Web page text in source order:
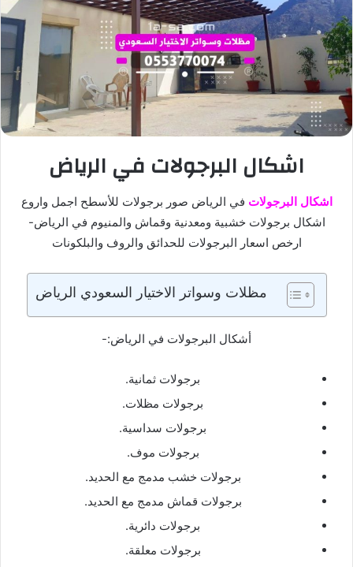
اشكال البرجولات في الرياض
اشكال البرجولات في الرياض صور برجولات للأسطح اجمل واروع
اشكال برجولات خشبية ومعدنية وقماش والمنيوم في الرياض-
ارخص اسعار البرجولات للحدائق والروف والبلكونات
مظلات وسواتر الاختيار السعودي الرياض
أشكال البرجولات في الرياض:-
برجولات ثمانية.
برجولات مظلات.
برجولات سداسية.
برجولات موف.
برجولات خشب مدمج مع الحديد.
برجولات قماش مدمج مع الحديد.
برجولات دائرية.
برجولات معلقة.